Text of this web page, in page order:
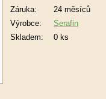
Záruka:
24 měsíců
Výrobce:
Serafin
Skladem:
0 ks